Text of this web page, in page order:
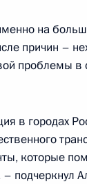
на
причин –
проблемы в
в городах
которые
подчеркнул